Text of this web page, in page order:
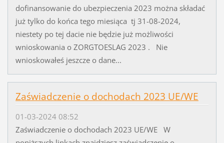
dofinansowanie do ubezpieczenia 2023 można składać
już tylko do końca tego miesiąca tj 31-08-2024,
niestety po tej dacie nie będzie już możliwości
wnioskowania o ZORGTOESLAG 2023 . Nie
wnioskowałeś jeszcze o dane...
Zaświadczenie o dochodach 2023 UE/WE
01-03-2024 08:52
Zaświadczenie o dochodach 2023 UE/WE W